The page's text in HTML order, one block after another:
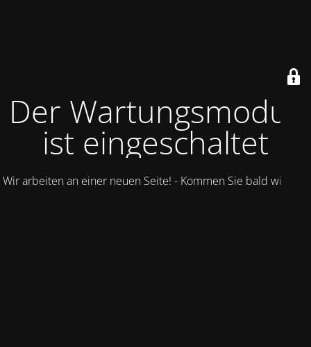
Der Wartungsmodus
ist eingeschaltet
Wir arbeiten an einer neuen Seite! - Kommen Sie bald wieder.